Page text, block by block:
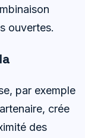
ouvertes.
par exemple
crée
des